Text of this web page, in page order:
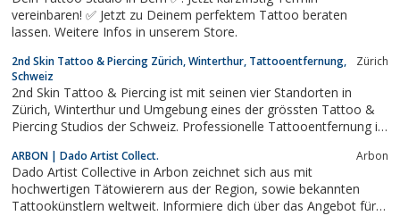
vereinbaren! ✅ Jetzt zu Deinem perfektem Tattoo beraten
lassen. Weitere Infos in unserem Store.
2nd Skin Tattoo & Piercing Zürich, Winterthur, Tattooentfernung,
Schweiz
Zürich
2nd Skin Tattoo & Piercing ist mit seinen vier Standorten in
Zürich, Winterthur und Umgebung eines der grössten Tattoo &
Piercing Studios der Schweiz. Professionelle Tattooentfernung in
ARBON | Dado Artist Collect. Arbon
Dado Artist Collective in Arbon zeichnet sich aus mit
hochwertigen Tätowierern aus der Region, sowie bekannten
Tattookünstlern weltweit. Informiere dich über das Angebot für